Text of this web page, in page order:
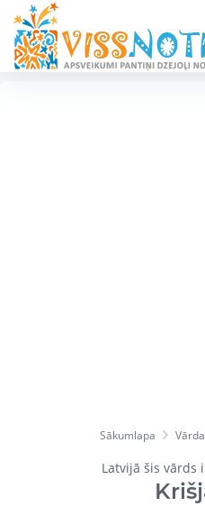
Sākumlapa
Latvijā šis vārds